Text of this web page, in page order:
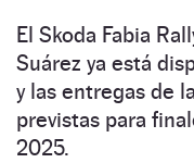
El Skoda Fabia
Suárez ya está
y las entregas de
previstas para
2025.